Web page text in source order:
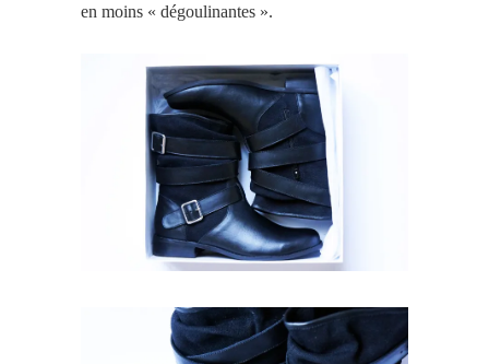
en moins « dégoulinantes ».